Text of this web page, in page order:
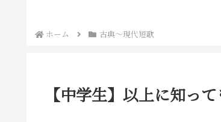
ホーム 古典～現代短歌
【中学生】以上に知っ